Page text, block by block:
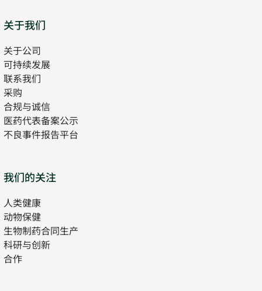
Sitemap
关于我们
关于公司
可持续发展
联系我们
采购
合规与诚信
医药代表备案公示
不良事件报告平台
我们的关注
人类健康
new
tab
动物保健
生物制药合同生产
科研与创新
合作